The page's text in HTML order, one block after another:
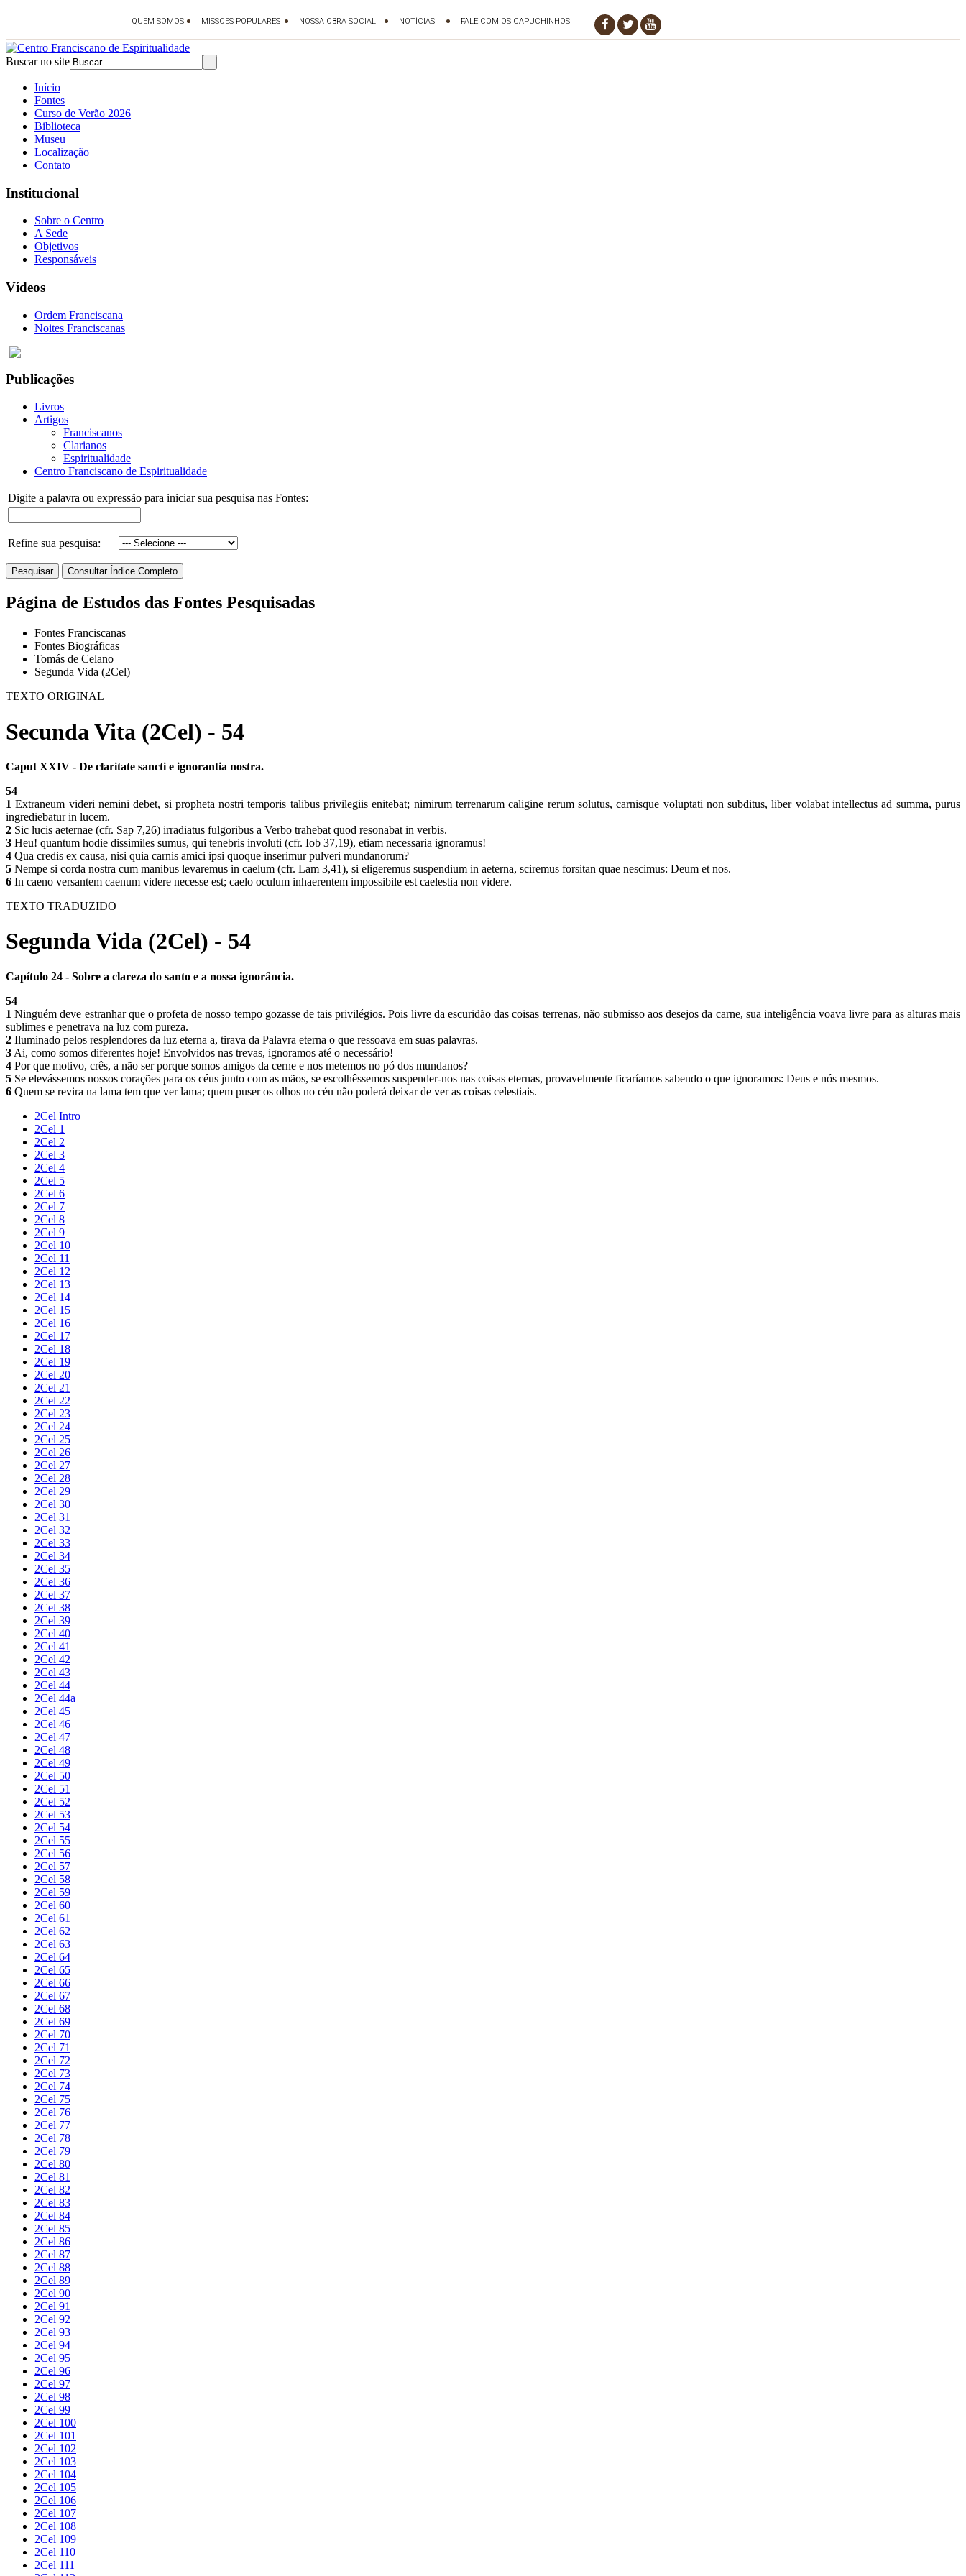
Buscar no site
Início
Fontes
Curso de Verão 2026
Biblioteca
Museu
Localização
Contato
Institucional
Sobre o Centro
A Sede
Objetivos
Responsáveis
Vídeos
Ordem Franciscana
Noites Franciscanas
Publicações
Livros
Artigos
Franciscanos
Clarianos
Espiritualidade
Centro Franciscano de Espiritualidade
Digite a palavra ou expressão para iniciar sua pesquisa nas Fontes:
Refine sua pesquisa:
Página de Estudos das Fontes Pesquisadas
Fontes Franciscanas
Fontes Biográficas
Tomás de Celano
Segunda Vida (2Cel)
TEXTO ORIGINAL
Secunda Vita (2Cel) - 54
Caput XXIV - De claritate sancti e ignorantia nostra.
54
1 Extraneum videri nemini debet, si propheta nostri temporis talibus privilegiis enitebat; nimirum terrenarum caligine rerum solutus, carnisque voluptati non subditus, liber volabat intellectus ad summa, purus
ingrediebatur in lucem.
2 Sic lucis aeternae (cfr. Sap 7,26) irradiatus fulgoribus a Verbo trahebat quod resonabat in verbis.
3 Heu! quantum hodie dissimiles sumus, qui tenebris involuti (cfr. Iob 37,19), etiam necessaria ignoramus!
4 Qua credis ex causa, nisi quia carnis amici ipsi quoque inserimur pulveri mundanorum?
5 Nempe si corda nostra cum manibus levaremus in caelum (cfr. Lam 3,41), si eligeremus suspendium in aeterna, sciremus forsitan quae nescimus: Deum et nos.
6 In caeno versantem caenum videre necesse est; caelo oculum inhaerentem impossibile est caelestia non videre.
TEXTO TRADUZIDO
Segunda Vida (2Cel) - 54
Capítulo 24 - Sobre a clareza do santo e a nossa ignorância.
54
1 Ninguém deve estranhar que o profeta de nosso tempo gozasse de tais privilégios. Pois livre da escuridão das coisas terrenas, não submisso aos desejos da carne, sua inteligência voava livre para as alturas mais
sublimes e penetrava na luz com pureza.
2 Iluminado pelos resplendores da luz eterna a, tirava da Palavra eterna o que ressoava em suas palavras.
3 Ai, como somos diferentes hoje! Envolvidos nas trevas, ignoramos até o necessário!
4 Por que motivo, crês, a não ser porque somos amigos da cerne e nos metemos no pó dos mundanos?
5 Se elevássemos nossos corações para os céus junto com as mãos, se escolhêssemos suspender-nos nas coisas eternas, provavelmente ficaríamos sabendo o que ignoramos: Deus e nós mesmos.
6 Quem se revira na lama tem que ver lama; quem puser os olhos no céu não poderá deixar de ver as coisas celestiais.
2Cel Intro
2Cel 1
2Cel 2
2Cel 3
2Cel 4
2Cel 5
2Cel 6
2Cel 7
2Cel 8
2Cel 9
2Cel 10
2Cel 11
2Cel 12
2Cel 13
2Cel 14
2Cel 15
2Cel 16
2Cel 17
2Cel 18
2Cel 19
2Cel 20
2Cel 21
2Cel 22
2Cel 23
2Cel 24
2Cel 25
2Cel 26
2Cel 27
2Cel 28
2Cel 29
2Cel 30
2Cel 31
2Cel 32
2Cel 33
2Cel 34
2Cel 35
2Cel 36
2Cel 37
2Cel 38
2Cel 39
2Cel 40
2Cel 41
2Cel 42
2Cel 43
2Cel 44
2Cel 44a
2Cel 45
2Cel 46
2Cel 47
2Cel 48
2Cel 49
2Cel 50
2Cel 51
2Cel 52
2Cel 53
2Cel 54
2Cel 55
2Cel 56
2Cel 57
2Cel 58
2Cel 59
2Cel 60
2Cel 61
2Cel 62
2Cel 63
2Cel 64
2Cel 65
2Cel 66
2Cel 67
2Cel 68
2Cel 69
2Cel 70
2Cel 71
2Cel 72
2Cel 73
2Cel 74
2Cel 75
2Cel 76
2Cel 77
2Cel 78
2Cel 79
2Cel 80
2Cel 81
2Cel 82
2Cel 83
2Cel 84
2Cel 85
2Cel 86
2Cel 87
2Cel 88
2Cel 89
2Cel 90
2Cel 91
2Cel 92
2Cel 93
2Cel 94
2Cel 95
2Cel 96
2Cel 97
2Cel 98
2Cel 99
2Cel 100
2Cel 101
2Cel 102
2Cel 103
2Cel 104
2Cel 105
2Cel 106
2Cel 107
2Cel 108
2Cel 109
2Cel 110
2Cel 111